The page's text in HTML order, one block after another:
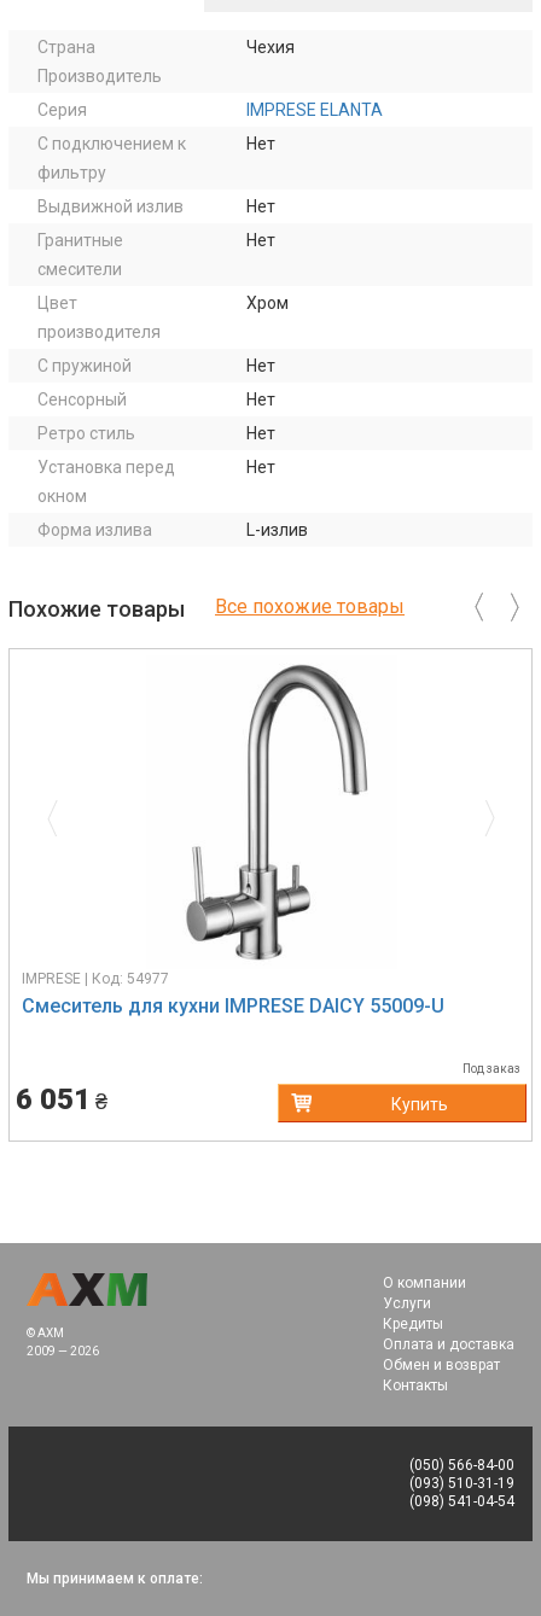
Страна
Производитель
Чехия
Серия
IMPRESE ELANTA
С подключением к
фильтру
Нет
Выдвижной излив
Нет
Гранитные
смесители
Нет
Цвет
производителя
Хром
С пружиной
Нет
Сенсорный
Нет
Ретро стиль
Нет
Установка перед
окном
Нет
Форма излива L-излив
Похожие товары Все похожие товары
IMPRESE | Код: 54977
Смеситель для кухни IMPRESE DAICY 55009-U
Под заказ
6 051 ₴ Купить
© AXM
2009 — 2026
О компании
Услуги
Кредиты
Оплата и доставка
Обмен и возврат
Контакты
(050) 566-84-00
(093) 510-31-19
(098) 541-04-54
Мы принимаем к оплате: